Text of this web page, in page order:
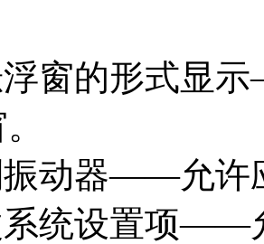
窗的形式显
动器——允许
统设置项——